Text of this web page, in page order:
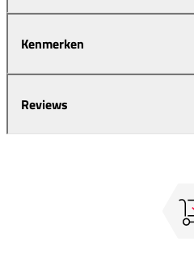
Kenmerken
Reviews